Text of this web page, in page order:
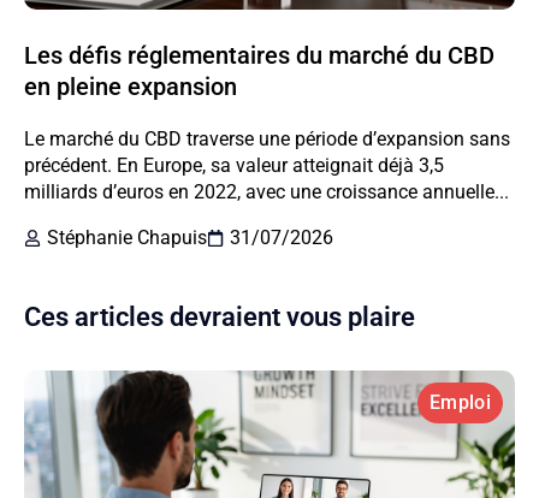
Les défis réglementaires du marché du CBD
en pleine expansion
Le marché du CBD traverse une période d’expansion sans
précédent. En Europe, sa valeur atteignait déjà 3,5
milliards d’euros en 2022, avec une croissance annuelle...
Stéphanie Chapuis
31/07/2026
Ces articles devraient vous plaire
Emploi